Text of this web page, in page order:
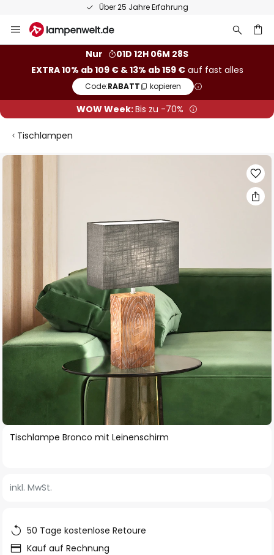
Über 25 Jahre Erfahrung
Inhalt
Nur
01D 12H 06M 27S
EXTRA 10% ab 109 € & 13% ab 159 €auf fast alles
Code:RABATT kopieren
WOW Week:Bis zu -70%
Tischlampen
Zum
Zum
springen
Tischlampe Bronco mit Leinenschirm
inkl. MwSt.
50 Tage kostenlose Retoure
Kauf auf Rechnung